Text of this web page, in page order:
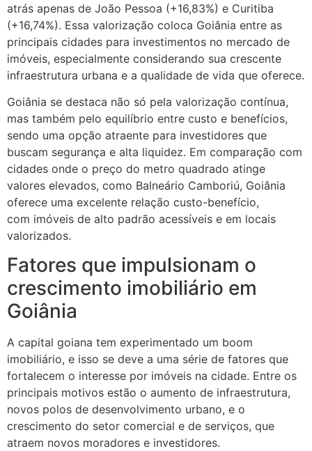
atrás apenas de João Pessoa (+16,83%) e Curitiba
(+16,74%). Essa valorização coloca Goiânia entre as
principais cidades para investimentos no mercado de
imóveis, especialmente considerando sua crescente
infraestrutura urbana e a qualidade de vida que oferece.
Goiânia se destaca não só pela valorização contínua,
mas também pelo equilíbrio entre custo e benefícios,
sendo uma opção atraente para investidores que
buscam segurança e alta liquidez. Em comparação com
cidades onde o preço do metro quadrado atinge
valores elevados, como Balneário Camboriú, Goiânia
oferece uma excelente relação custo-benefício,
com imóveis de alto padrão acessíveis e em locais
valorizados.
Fatores que impulsionam o
crescimento imobiliário em
Goiânia
A capital goiana tem experimentado um boom
imobiliário, e isso se deve a uma série de fatores que
fortalecem o interesse por imóveis na cidade. Entre os
principais motivos estão o aumento de infraestrutura,
novos polos de desenvolvimento urbano, e o
crescimento do setor comercial e de serviços, que
atraem novos moradores e investidores.